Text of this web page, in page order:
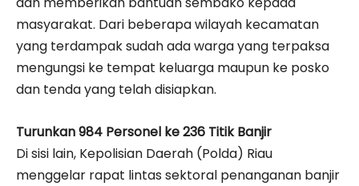
masyarakat. Dari beberapa wilayah kecamatan
yang terdampak sudah ada warga yang terpaksa
mengungsi ke tempat keluarga maupun ke posko
dan tenda yang telah disiapkan.
Turunkan 984 Personel ke 236 Titik Banjir
Di sisi lain, Kepolisian Daerah (Polda) Riau
menggelar rapat lintas sektoral penanganan banjir